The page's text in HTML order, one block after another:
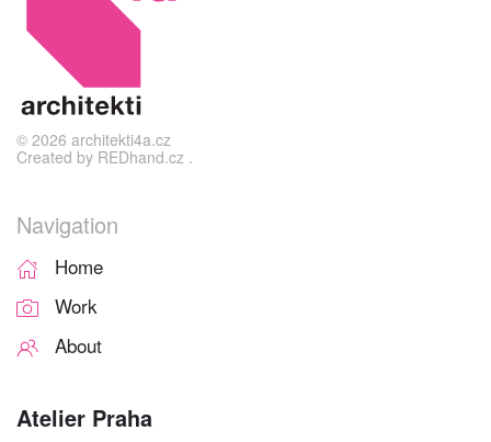
© 2026 architekti4a.cz
Created by REDhand.cz .
Navigation
Home
Work
About
Atelier Praha